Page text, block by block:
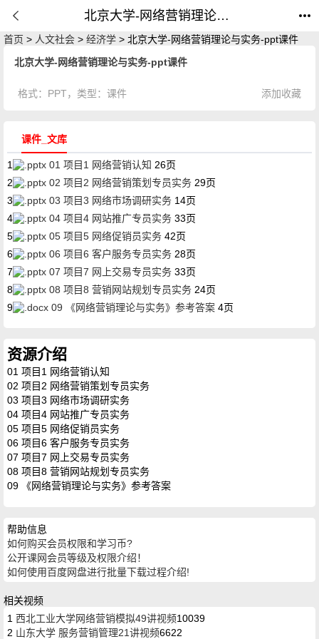
北京大学-网络营销理论与实务-ppt课件_课件_公开课网
首页 > 人文社会 > 经济学 > 北京大学-网络营销理论与实务-ppt课件
北京大学-网络营销理论与实务-ppt课件
格式： PPT，类型： 课件 添加收藏
课件_文库
1 01 项目1 网络营销认知 26页
2
02 项目2 网络营销策划专员实务 29页
3
03 项目3 网络市场调研实务 14页
4
04 项目4 网站推广专员实务 33页
5
05 项目5 网络促销员实务 42页
6
06 项目6 客户服务专员实务 28页
7
07 项目7 网上交易专员实务 33页
8
08 项目8 营销网站规划专员实务 24页
9
09 《网络营销理论与实务》参考答案 4页
资源介绍
01 项目1 网络营销认知
02 项目2 网络营销策划专员实务
03 项目3 网络市场调研实务
04 项目4 网站推广专员实务
05 项目5 网络促销员实务
06 项目6 客户服务专员实务
07 项目7 网上交易专员实务
08 项目8 营销网站规划专员实务
09 《网络营销理论与实务》参考答案
帮助信息
如何购买会员权限和学习币?
公开课网会员等级及权限介绍！
如何使用百度网盘进行批量下载过程介绍!
相关视频
1 西北工业大学网络营销模拟49讲视频10039
2 山东大学 服务营销管理21讲视频6622